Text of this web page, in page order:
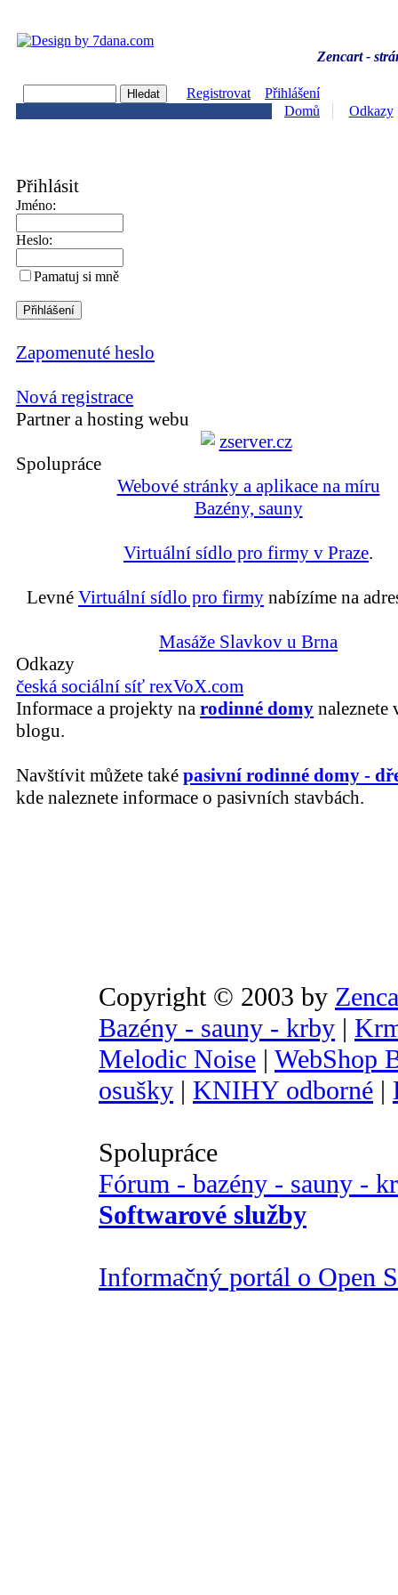
Zencart -
Registrovat
Přihlášení
Domů
Odkazy
Přihlásit
Jméno:
Heslo:
Pamatuj si mně
Zapomenuté heslo
Nová registrace
Partner a hosting webu
Spolupráce
Webové stránky a aplikace na míru
Bazény, sauny
Virtuální sídlo pro firmy v Praze.
Levné Virtuální sídlo pro firmy nabízíme na
Masáže Slavkov u Brna
Odkazy
česká sociální síť rexVoX.com
Informace a projekty na rodinné domy naleznete
blogu.
Navštívit můžete také pasivní rodinné domy -
kde naleznete informace o pasivních stavbách.
Copyright © 2003 by
Bazény - sauny - krby |
Melodic Noise | WebShop
osušky | KNIHY odborné |
Spolupráce
Fórum - bazény - sauny -
Softwarové služby
Informačný portál o Open